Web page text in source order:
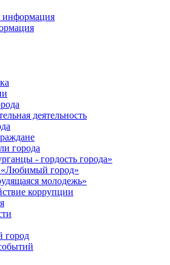
информация
деятельность
города
- гордость города»
город»
молодежь»
коррупции
город